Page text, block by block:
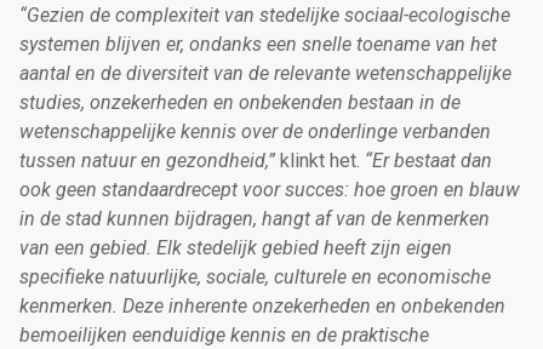
“Gezien de complexiteit van stedelijke sociaal-ecologische
systemen blijven er, ondanks een snelle toename van het
aantal en de diversiteit van de relevante wetenschappelijke
studies, onzekerheden en onbekenden bestaan in de
wetenschappelijke kennis over de onderlinge verbanden
tussen natuur en gezondheid,” klinkt het. “Er bestaat dan
ook geen standaardrecept voor succes: hoe groen en blauw
in de stad kunnen bijdragen, hangt af van de kenmerken
van een gebied. Elk stedelijk gebied heeft zijn eigen
specifieke natuurlijke, sociale, culturele en economische
kenmerken. Deze inherente onzekerheden en onbekenden
bemoeilijken eenduidige kennis en de praktische